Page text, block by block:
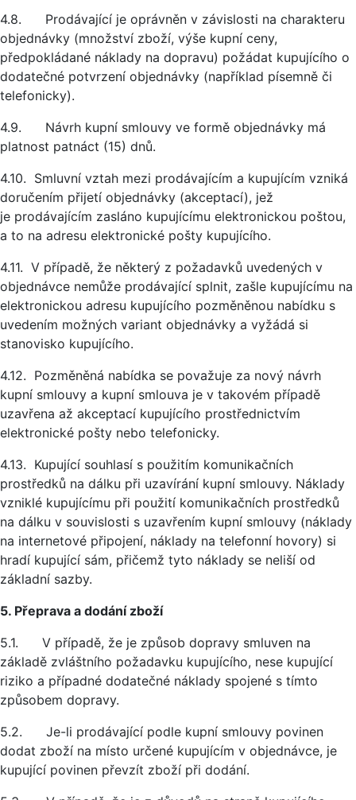
4.8. Prodávající je oprávněn v závislosti na charakteru
objednávky (množství zboží, výše kupní ceny,
předpokládané náklady na dopravu) požádat kupujícího o
dodatečné potvrzení objednávky (například písemně či
telefonicky).
4.9. Návrh kupní smlouvy ve formě objednávky má
platnost patnáct (15) dnů.
4.10. Smluvní vztah mezi prodávajícím a kupujícím vzniká
doručením přijetí objednávky (akceptací), jež
je prodávajícím zasláno kupujícímu elektronickou poštou,
a to na adresu elektronické pošty kupujícího.
4.11. V případě, že některý z požadavků uvedených v
objednávce nemůže prodávající splnit, zašle kupujícímu na
elektronickou adresu kupujícího pozměněnou nabídku s
uvedením možných variant objednávky a vyžádá si
stanovisko kupujícího.
4.12. Pozměněná nabídka se považuje za nový návrh
kupní smlouvy a kupní smlouva je v takovém případě
uzavřena až akceptací kupujícího prostřednictvím
elektronické pošty nebo telefonicky.
4.13. Kupující souhlasí s použitím komunikačních
prostředků na dálku při uzavírání kupní smlouvy. Náklady
vzniklé kupujícímu při použití komunikačních prostředků
na dálku v souvislosti s uzavřením kupní smlouvy (náklady
na internetové připojení, náklady na telefonní hovory) si
hradí kupující sám, přičemž tyto náklady se neliší od
základní sazby.
5. Přeprava a dodání zboží
5.1. V případě, že je způsob dopravy smluven na
základě zvláštního požadavku kupujícího, nese kupující
riziko a případné dodatečné náklady spojené s tímto
způsobem dopravy.
5.2. Je-li prodávající podle kupní smlouvy povinen
dodat zboží na místo určené kupujícím v objednávce, je
kupující povinen převzít zboží při dodání.